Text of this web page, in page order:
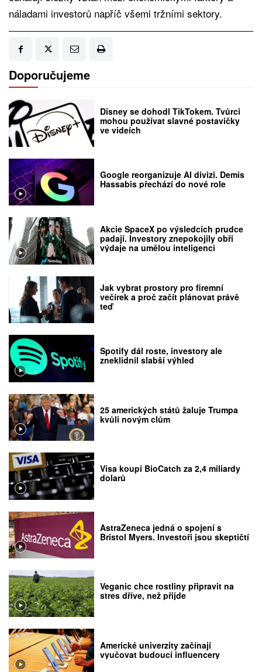
náladami investorů napříč všemi tržními sektory.
Doporučujeme
Disney se dohodl TikTokem. Tvůrci
mohou používat slavné postavičky
ve videích
Google reorganizuje AI divizi. Demis
Hassabis přechází do nové role
Akcie SpaceX po výsledcích prudce
padají. Investory znepokojily obří
výdaje na umělou inteligenci
Jak vybrat prostory pro firemní
večírek a proč začít plánovat právě
teď
Spotify dál roste, investory ale
zneklidnil slabší výhled
25 amerických států žaluje Trumpa
kvůli novým clům
Visa koupí BioCatch za 2,4 miliardy
dolarů
AstraZeneca jedná o spojení s
Bristol Myers. Investoři jsou skeptičtí
Veganic chce rostliny připravit na
stres dříve, než přijde
Americké univerzity začínají
vyučovat budoucí influencery